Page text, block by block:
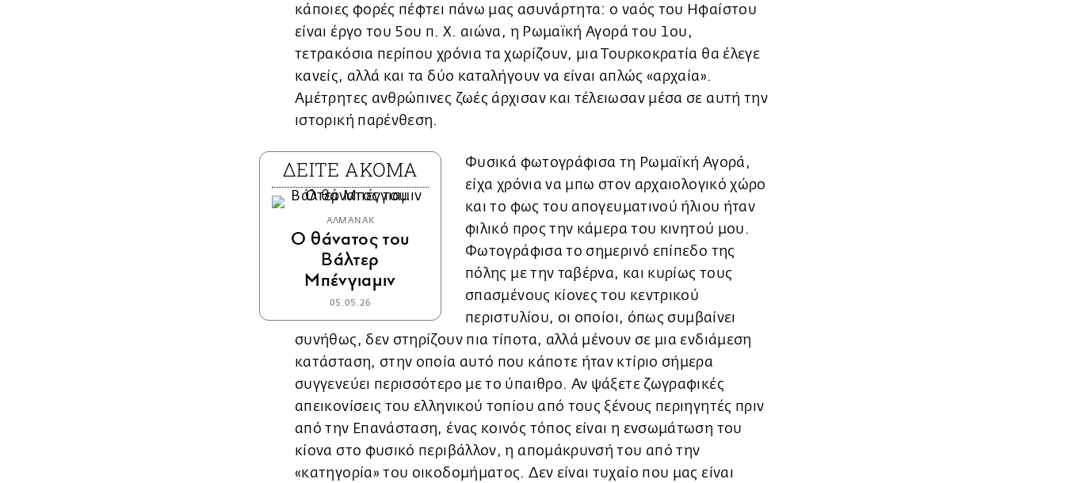
κάποιες φορές πέφτει πάνω μας ασυνάρτητα: ο ναός του Ηφαίστου
είναι έργο του 5ου π. Χ. αιώνα, η Ρωμαϊκή Αγορά του 1ου,
τετρακόσια περίπου χρόνια τα χωρίζουν, μια Τουρκοκρατία θα έλεγε
κανείς, αλλά και τα δύο καταλήγουν να είναι απλώς «αρχαία».
Αμέτρητες ανθρώπινες ζωές άρχισαν και τέλειωσαν μέσα σε αυτή την
ιστορική παρένθεση.
ΔΕΙΤΕ ΑΚΟΜΑ
ΑΛΜΑΝΑΚ
Ο θάνατος του
Βάλτερ
Μπένγιαμιν
05.05.26
Φυσικά φωτογράφισα τη Ρωμαϊκή Αγορά,
είχα χρόνια να μπω στον αρχαιολογικό χώρο
και το φως του απογευματινού ήλιου ήταν
φιλικό προς την κάμερα του κινητού μου.
Φωτογράφισα το σημερινό επίπεδο της
πόλης με την ταβέρνα, και κυρίως τους
σπασμένους κίονες του κεντρικού
περιστυλίου, οι οποίοι, όπως συμβαίνει
συνήθως, δεν στηρίζουν πια τίποτα, αλλά μένουν σε μια ενδιάμεση
κατάσταση, στην οποία αυτό που κάποτε ήταν κτίριο σήμερα
συγγενεύει περισσότερο με το ύπαιθρο. Αν ψάξετε ζωγραφικές
απεικονίσεις του ελληνικού τοπίου από τους ξένους περιηγητές πριν
από την Επανάσταση, ένας κοινός τόπος είναι η ενσωμάτωση του
κίονα στο φυσικό περιβάλλον, η απομάκρυνσή του από την
«κατηγορία» του οικοδομήματος. Δεν είναι τυχαίο που μας είναι